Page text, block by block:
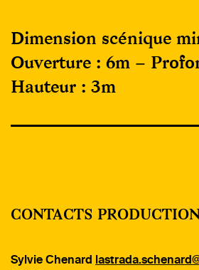
Dimension scénique
Ouverture : 6m –
Hauteur : 3m
CONTACTS
Sylvie Chenard